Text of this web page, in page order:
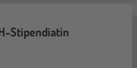
Stipendiatin